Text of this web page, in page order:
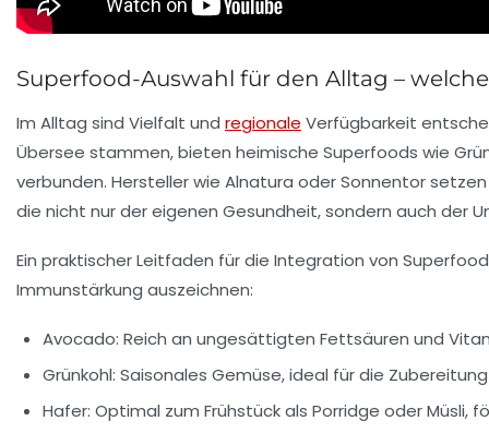
Superfood-Auswahl für den Alltag –
Im Alltag sind Vielfalt und regionale Verfügbarkeit
Übersee stammen, bieten heimische Superfoods wie
verbunden. Hersteller wie Alnatura oder Sonnentor
die nicht nur der eigenen Gesundheit, sondern auch der
Ein praktischer Leitfaden für die Integration von
Immunstärkung auszeichnen:
Avocado: Reich an ungesättigten Fettsäuren und
Grünkohl: Saisonales Gemüse, ideal für die
Hafer: Optimal zum Frühstück als Porridge oder Müsli,